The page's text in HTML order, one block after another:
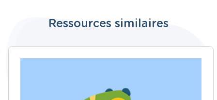
Ressources similaires